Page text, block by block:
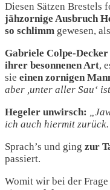
Diesen Sätzen Brestels
jähzornige Ausbruch
so schlimm gewesen,
Gabriele Colpe-
ihrer besonnenen Art,
sie einen zornigen
aber ,unter aller Sau‘
Hegeler unwirsch:
ich auch hiermit
Sprach’s und ging zur
passiert.
Womit wir bei der